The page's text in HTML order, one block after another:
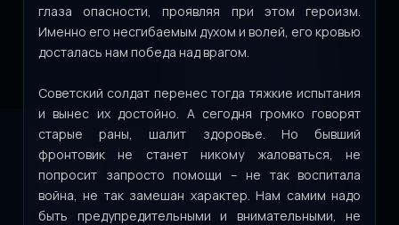
глаза опасности, проявляя при этом героизм.
Именно его несгибаемым духом и волей, его кровью
досталась нам победа над врагом.
Советский солдат перенес тогда тяжкие испытания
и вынес их достойно. А сегодня громко говорят
старые раны, шалит здоровье. Но бывший
фронтовик не станет никому жаловаться, не
попросит запросто помощи – не так воспитала
война, не так замешан характер. Нам самим надо
быть предупредительными и внимательными, не